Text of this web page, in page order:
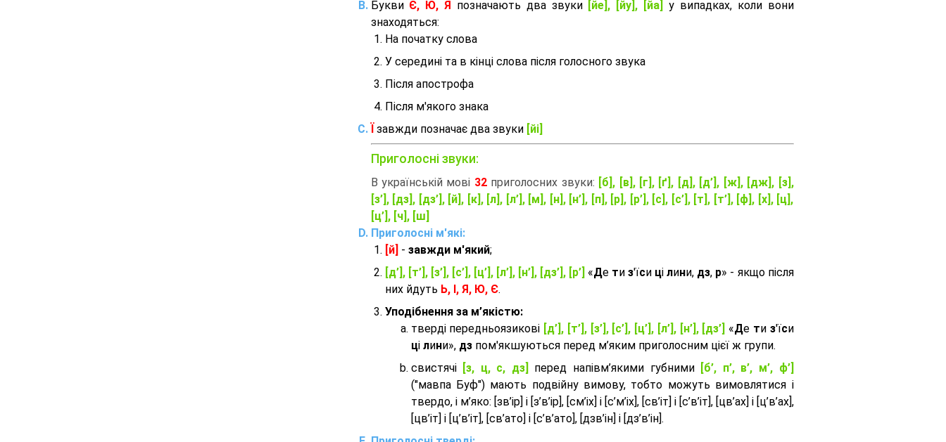
Букви Є, Ю, Я позначають два звуки [йе], [йу], [йа]
у випадках, коли вони
знаходяться:
На початку слова
У середині та в кінці слова після голосного звука
Після апострофа
Після м'якого знака
завжди позначає два звуки [йі]
Приголосні звуки:
В українській мові 32приголосних звуки:
[б], [в], [г], [ґ], [д], [д’], [ж], [дж], [з],
[з’], [дз], [дз’], [й], [к], [л], [л’], [м], [н], [н’], [п], [р], [р’], [с], [с’], [т], [т’], [ф], [х], [ц],
[ц’], [ч], [ш]
Приголосні м'які:
[й] - завжди м'який;
[д’], [т’], [з’], [с’], [ц’], [л’], [н’], [дз’], [р’] «Де тиз'їси цілини, дз, р» - якщо після
них йдуть Ь, І, Я, Ю, Є.
Уподібнення за м’якістю:
тверді передньоязикові [д’], [т’], [з’], [с’], [ц’], [л’], [н’], [дз’] «Де ти з'їси
ці лини», дзпом'якшуються перед м’яким приголосним цієї ж групи.
cвистячі
[з, ц, с, дз] перед напівм’якими губними
[б’, п’, в’, м’, ф’]
("мавпа Буф") мають подвійну вимову, тобто можуть вимовлятися і
твердо, і м’яко: [зв’ір] і [з’в’ір], [см’іх] і [с’м’іх], [св’іт] і [с’в’іт], [цв’ах] і [ц’в’ах],
[цв’іт] і [ц’в’іт], [св’ато] і [с’в’ато], [дзв’iн] і [дз’в’iн].